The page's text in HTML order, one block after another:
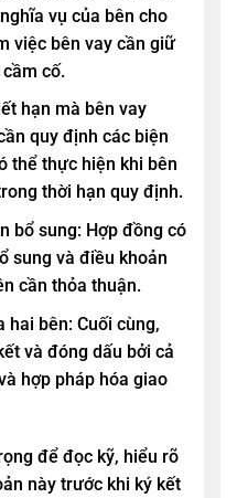
vụ của bên cho
việc bên vay cần giữ
cố.
hạn mà bên vay
quy định các biện
thể thực hiện khi bên
thời hạn quy định.
bổ sung: Hợp đồng có
sung và điều khoản
cần thỏa thuận.
hai bên: Cuối cùng,
và đóng dấu bởi cả
hợp pháp hóa giao
để đọc kỹ, hiểu rõ
này trước khi ký kết